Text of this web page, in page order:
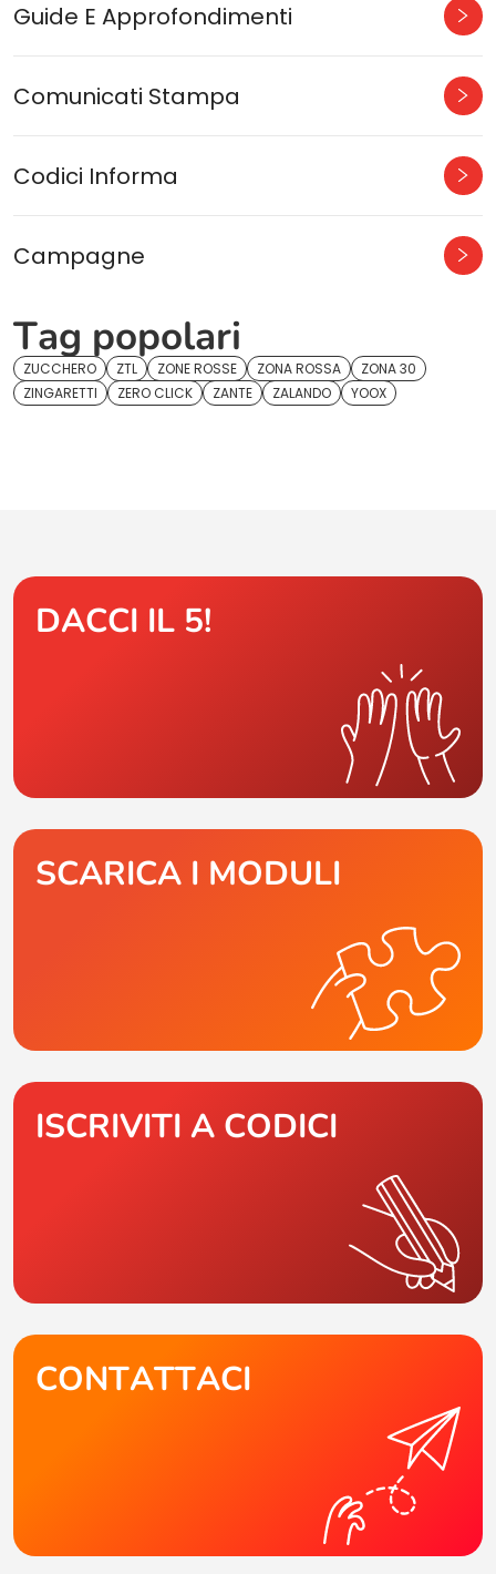
Guide E Approfondimenti
Comunicati Stampa
Codici Informa
Campagne
Tag popolari
ZUCCHERO ZTL ZONE ROSSE ZONA ROSSA
ZONA 30
ZINGARETTI
ZERO CLICK ZANTE ZALANDO YOOX
DACCI IL 5!
SCARICA I MODULI
ISCRIVITI A CODICI
CONTATTACI